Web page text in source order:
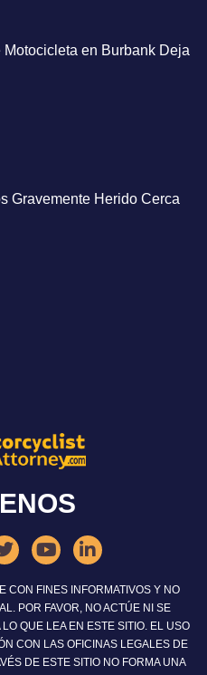
en Burbank Deja
Gravemente Herido Cerca
CON FINES INFORMATIVOS Y NO
POR FAVOR, NO ACTÚE NI SE
QUE LEA EN ESTE SITIO. EL USO
CON LAS OFICINAS LEGALES DE
DE ESTE SITIO NO FORMA UNA